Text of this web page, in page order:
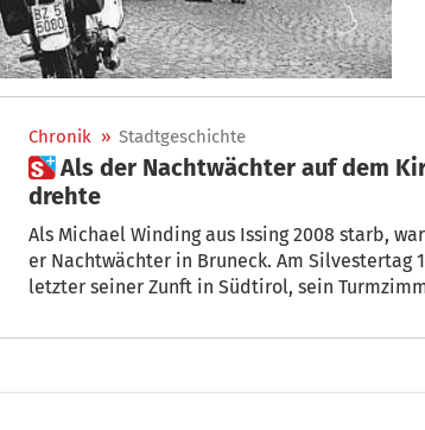
Chronik » Stadtgeschichte
 Als der Nachtwächter auf dem Kirchturm seine allerletzte Runde
drehte
Als Michael Winding aus Issing 2008 starb, war er 89 Jahre alt. 16 seiner
er Nachtwächter in Bruneck. Am Silvestertag
letzter seiner Zunft in Südtirol, sein